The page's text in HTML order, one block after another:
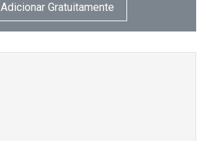
Adicionar Gratuitamente